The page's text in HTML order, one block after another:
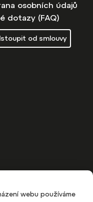
webu používáme
osobních údajů
dotazy (FAQ)
od smlouvy
vyhrazena.